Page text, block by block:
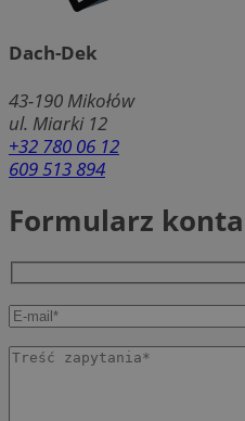
Dach-Dek
43-190 Mikołów
ul. Miarki 12
+32 780 06 12
609 513 894
Formularz